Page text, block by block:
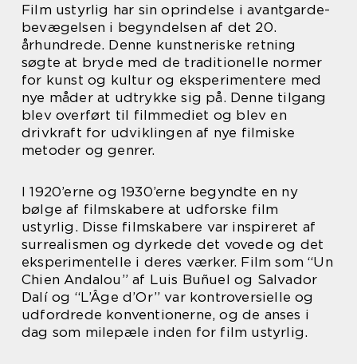
Film ustyrlig har sin oprindelse i avantgarde-
bevægelsen i begyndelsen af det 20.
århundrede. Denne kunstneriske retning
søgte at bryde med de traditionelle normer
for kunst og kultur og eksperimentere med
nye måder at udtrykke sig på. Denne tilgang
blev overført til filmmediet og blev en
drivkraft for udviklingen af nye filmiske
metoder og genrer.
I 1920’erne og 1930’erne begyndte en ny
bølge af filmskabere at udforske film
ustyrlig. Disse filmskabere var inspireret af
surrealismen og dyrkede det vovede og det
eksperimentelle i deres værker. Film som “Un
Chien Andalou” af Luis Buñuel og Salvador
Dalí og “L’Âge d’Or” var kontroversielle og
udfordrede konventionerne, og de anses i
dag som milepæle inden for film ustyrlig.